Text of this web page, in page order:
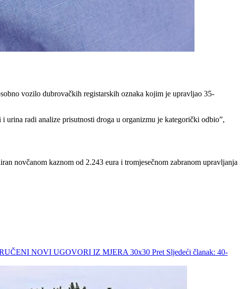
vozilo dubrovačkih registarskih oznaka kojim je upravljao 35-
radi analize prisutnosti droga u organizmu je kategorički odbio”,
novčanom kaznom od 2.243 eura i tromjesečnom zabranom upravljanja
NOVI UGOVORI IZ MJERA 30x30 Pret Sljedeći članak: 40-